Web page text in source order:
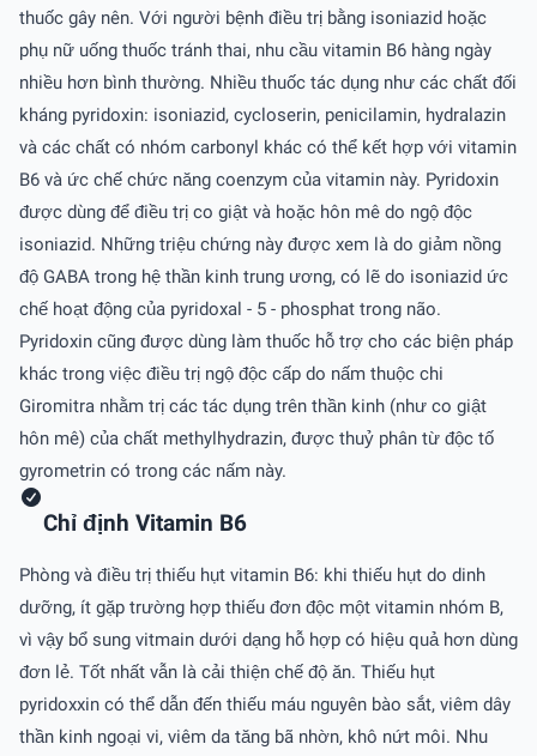
thuốc gây nên. Với người bệnh điều trị bằng isoniazid hoặc
phụ nữ uống thuốc tránh thai, nhu cầu vitamin B6 hàng ngày
nhiều hơn bình thường. Nhiều thuốc tác dụng như các chất đối
kháng pyridoxin: isoniazid, cycloserin, penicilamin, hydralazin
và các chất có nhóm carbonyl khác có thể kết hợp với vitamin
B6 và ức chế chức năng coenzym của vitamin này. Pyridoxin
được dùng để điều trị co giật và hoặc hôn mê do ngộ độc
isoniazid. Những triệu chứng này được xem là do giảm nồng
độ GABA trong hệ thần kinh trung ương, có lẽ do isoniazid ức
chế hoạt động của pyridoxal - 5 - phosphat trong não.
Pyridoxin cũng được dùng làm thuốc hỗ trợ cho các biện pháp
khác trong việc điều trị ngộ độc cấp do nấm thuộc chi
Giromitra nhằm trị các tác dụng trên thần kinh (như co giật
hôn mê) của chất methylhydrazin, được thuỷ phân từ độc tố
gyrometrin có trong các nấm này.
Chỉ định Vitamin B6
Phòng và điều trị thiếu hụt vitamin B6: khi thiếu hụt do dinh
dưỡng, ít gặp trường hợp thiếu đơn độc một vitamin nhóm B,
vì vậy bổ sung vitmain dưới dạng hỗ hợp có hiệu quả hơn dùng
đơn lẻ. Tốt nhất vẫn là cải thiện chế độ ăn. Thiếu hụt
pyridoxxin có thể dẫn đến thiếu máu nguyên bào sắt, viêm dây
thần kinh ngoại vi, viêm da tăng bã nhờn, khô nứt môi. Nhu